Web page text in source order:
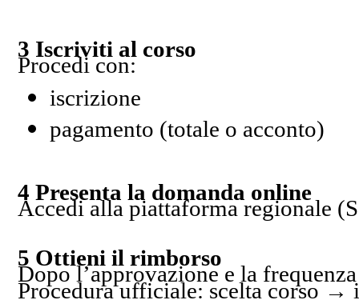
3 Iscriviti al corso
Procedi con:
iscrizione
pagamento (totale o acconto)
4 Presenta la domanda online
Accedi alla piattaforma regionale
5 Ottieni il rimborso
Dopo l’approvazione e la
Procedura ufficiale: scelta corso